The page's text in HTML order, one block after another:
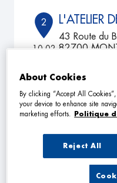
2
10.02
L'ATELIER
43 Route du
82700
575 rue de
82800
About Cookies
By clicking “Accept All
your device to enhance site
marketing efforts.
Politique
Reject All